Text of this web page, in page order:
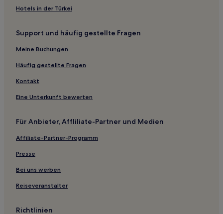
Hotels nahe Sapporo Ryutsu Center
Hotels nahe U-Bahn-Station Otaru-Chikkō
Hotels nahe Schrein Oyachi
Hotels nahe Station Kotoni
Hotels nahe Station Shindō-Higashi
Naebochō: Hotels
Kita-Ku: Hotels
Hotels nahe Bahnhof Ainosato-Kōen
Numanosawa Hotels
Otaru Hotels
Kiyota-Ku: Hotels
Hotels in der Türkei
Support und häufig gestellte Fragen
Meine Buchungen
Häufig gestellte Fragen
Kontakt
Eine Unterkunft bewerten
Für Anbieter, Affliliate-Partner und Medien
Affiliate-Partner-Programm
Presse
Bei uns werben
Reiseveranstalter
Richtlinien